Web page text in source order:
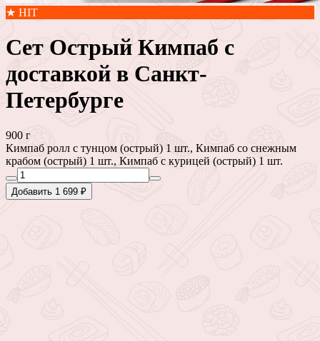
★ HIT
Сет Острый Кимпаб с
доставкой в Санкт-
Петербурге
900 г
Кимпаб ролл с тунцом (острый) 1 шт., Кимпаб со снежным
крабом (острый) 1 шт., Кимпаб с курицей (острый) 1 шт.
Добавить 1 699 ₽